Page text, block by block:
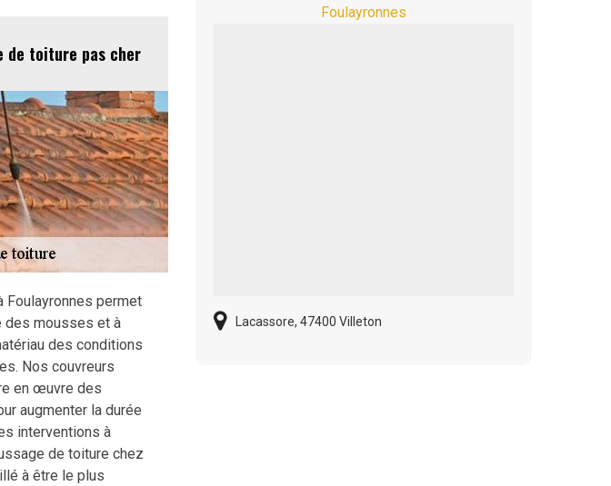
de toiture pas cher
Foulayronnes permet
des mousses et à
des conditions
Nos couvreurs
en œuvre des
augmenter la durée
interventions à
de toiture chez
à être le plus
Foulayronnes
Lacassore, 47400 Villeton